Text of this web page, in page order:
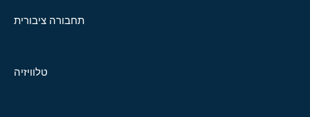
תחבורה ציבורית
טלוויזיה